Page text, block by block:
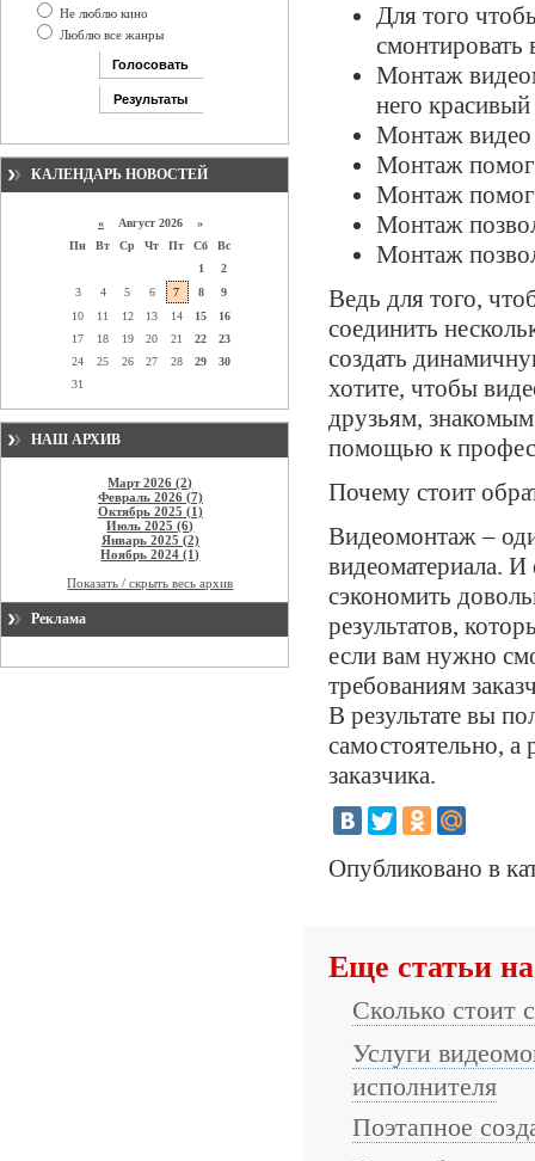
Не люблю кино
Люблю все жанры
КАЛЕНДАРЬ НОВОСТЕЙ
« Август 2026 »
Пн
Вт Ср Чт Пт Сб
Вс
1
2
3
4 5 6 7 8
9
10
11 12 13 14 15
16
17
18 19 20 21 22
23
24
25 26 27 28 29
30
31
НАШ АРХИВ
Март 2026 (2)
Февраль 2026 (7)
Октябрь 2025 (1)
Июль 2025 (6)
Январь 2025 (2)
Ноябрь 2024 (1)
Показать / скрыть весь архив
Реклама
Для того
смонтировать
Монтаж
него
Монтаж видео
Монтаж
Монтаж
Монтаж
Монтаж
Ведь для того,
соединить
создать
хотите, чтобы
друзьям,
помощью к
Почему стоит
Видеомонтаж –
видеоматериала.
сэкономить
результатов,
если вам нужно
требованиям
В результате вы
самостоятельно, а
заказчика.
Опубликовано в
Еще статьи
Сколько стоит
Услуги
исполнителя
Поэтапное